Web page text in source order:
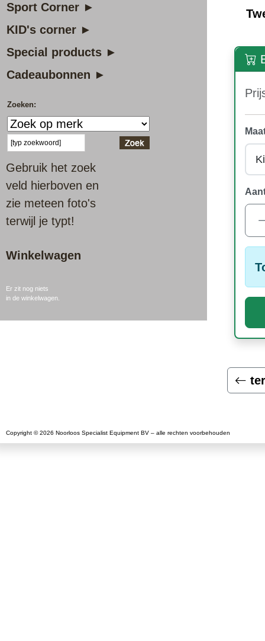
Sport Corner ►
KID's corner ►
Special products ►
Cadeaubonnen ►
Zoeken:
Gebruik het zoek
veld hierboven en
zie meteen foto's
terwijl je typt!
Winkelwagen
Er zit nog niets
in de winkelwagen.
Copyright © 2026 Noorloos Specialist Equipment BV – alle rechten voorbehouden